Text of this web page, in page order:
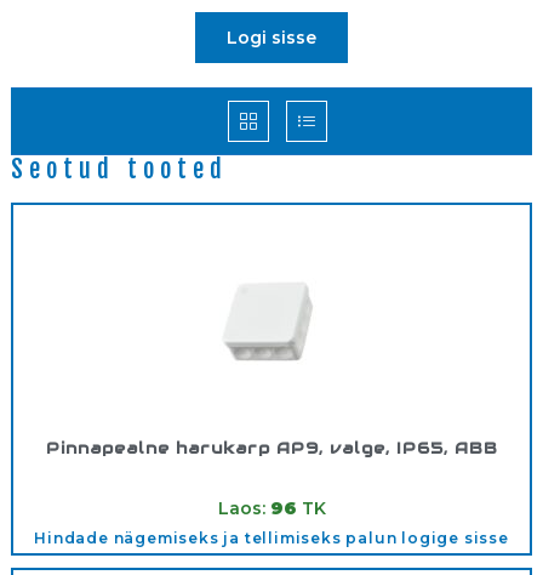
Logi sisse
Seotud tooted
Pinnapealne harukarp AP9, valge, IP65, ABB
Laos: 96 TK
Hindade nägemiseks ja tellimiseks palun logige sisse